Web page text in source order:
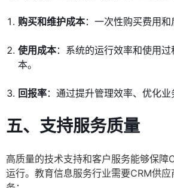
购买和维护成本：一次性购买费用和
使用成本：系统的运行效率和使用
本。
回报率：通过提升管理效率、优化业
五、支持服务质量
高质量的技术支持和客户服务能够保障
运行。教育信息服务行业需要CRM供